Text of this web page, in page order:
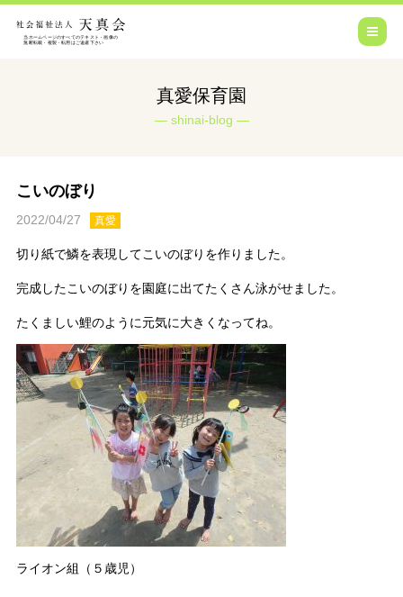
真愛保育園
shinai-blog
こいのぼり
2022/04/27 真愛
切り紙で鱗を表現してこいのぼりを作りました。
完成したこいのぼりを園庭に出てたくさん泳がせました。
たくましい鯉のように元気に大きくなってね。
ライオン組（５歳児）